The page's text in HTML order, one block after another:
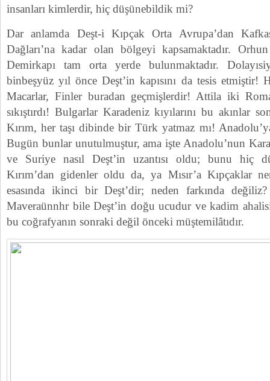
insanları kimlerdir, hiç düşünebildik mi?
Dar anlamda Deşt-i Kıpçak Orta Avrupa’dan
Dağları’na kadar olan bölgeyi kapsamaktadır. Orhun
Demirkapı tam orta yerde bulunmaktadır.
binbeşyüz yıl önce Deşt’in kapısını da tesis etmiştir!
Macarlar, Finler buradan geçmişlerdir! Attila iki
sıkıştırdı! Bulgarlar Karadeniz kıyılarını bu akınlar
Kırım, her taşı dibinde bir Türk yatmaz mı!
Bugün bunlar unutulmuştur, ama işte Anadolu’nun
ve Suriye nasıl Deşt’in uzantısı oldu; bunu hiç
Kırım’dan gidenler oldu da, ya Mısır’a Kıpçaklar
esasında ikinci bir Deşt’dir; neden farkında
Maveraünnhr bile Deşt’in doğu ucudur ve kadim
bu coğrafyanın sonraki değil önceki müştemilâtıdır.